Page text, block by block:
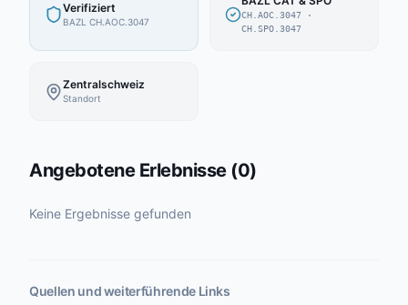
Verifiziert
BAZL CH.AOC.3047
CH.AOC.3047·
CH.SPO.3047
Zentralschweiz
Standort
Angebotene Erlebnisse(0)
Keine Ergebnisse gefunden
Quellen und weiterführende Links